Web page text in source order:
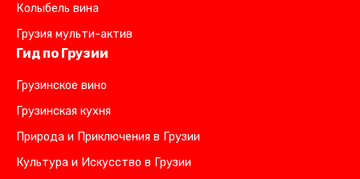
Колыбель вина
Грузия мульти-актив
Гид по Грузии
Грузинское вино
Грузинская кухня
Природа и Приключения в Грузии
Культура и Искусство в Грузии